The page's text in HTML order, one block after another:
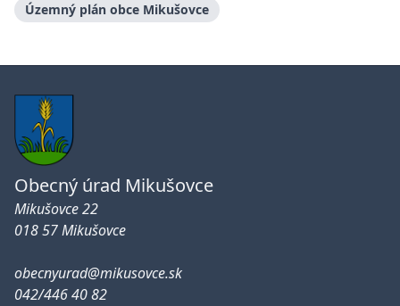
Územný plán obce Mikušovce
Obecný úrad Mikušovce
Mikušovce 22
018 57 Mikušovce
obecnyurad@mikusovce.sk
042/446 40 82